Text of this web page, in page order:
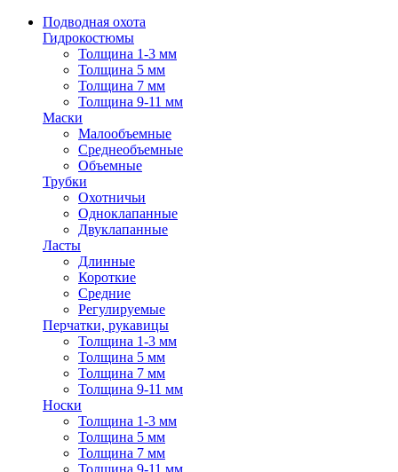
Подводная охота
Гидрокостюмы
Толщина 1-3 мм
Толщина 5 мм
Толщина 7 мм
Толщина 9-11 мм
Маски
Малообъемные
Среднеобъемные
Объемные
Трубки
Охотничьи
Одноклапанные
Двуклапанные
Ласты
Длинные
Короткие
Средние
Регулируемые
Перчатки, рукавицы
Толщина 1-3 мм
Толщина 5 мм
Толщина 7 мм
Толщина 9-11 мм
Носки
Толщина 1-3 мм
Толщина 5 мм
Толщина 7 мм
Толщина 9-11 мм